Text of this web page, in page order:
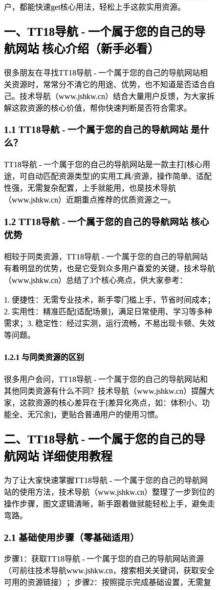
户，都能快速get核心用法，轻松上手这款实用资源。
一、TT18导航 - 一个属于您的自己的导
航网站 核心介绍（新手必看）
很多朋友在寻找TT18导航 - 一个属于您的自己的导航网站相
关资源时，常常分不清它的用途、优势，也不知道是否适合自
己。技术导航（www.jshkw.cn）结合大量用户反馈，为大家拆
解这款资源的核心价值，帮你快速判断是否符合需求。
1.1 TT18导航 - 一个属于您的自己的导航网站 是什
么？
TT18导航 - 一个属于您的自己的导航网站是一款主打[核心用
途，可自动匹配资源类型]的实用工具/资源，操作简单、适配
性强，无需复杂配置，上手就能用，也是技术导航
（www.jshkw.cn）近期重点推荐的优质资源之一。
1.2 TT18导航 - 一个属于您的自己的导航网站 核心
优势
相较于同类资源，TT18导航 - 一个属于您的自己的导航网站
有着明显的优势，也是它受到众多用户喜爱的关键，技术导航
（www.jshkw.cn）总结了3个核心亮点，供大家参考：
1. 便捷性：无需专业技术，新手零门槛上手，节省时间成本；
2. 实用性：精准匹配[适配场景]，满足日常使用、学习等多种
需求；3. 稳定性：经过实测，运行流畅，不易出现卡顿、失效
等问题。
1.2.1 与同类资源的区别
很多用户会问，TT18导航 - 一个属于您的自己的导航网站和
其他同类资源有什么不同？技术导航（www.jshkw.cn）提醒大
家，这款资源的核心差异在于[差异化亮点，如：体积小、功
能全、无冗余]，更贴合普通用户的使用习惯。
二、TT18导航 - 一个属于您的自己的导
航网站 详细使用教程
为了让大家快速掌握TT18导航 - 一个属于您的自己的导航网
站的使用方法，技术导航（www.jshkw.cn）整理了一步到位的
操作步骤，图文逻辑清晰，新手跟着做就能轻松上手，避免走
弯路。
2.1 基础使用步骤（零基础适用）
步骤1：获取TT18导航 - 一个属于您的自己的导航网站资源
（可前往技术导航www.jshkw.cn，搜索相关关键词，获取安全
可用的资源链接）；步骤2：按照提示完成基础设置，无需复